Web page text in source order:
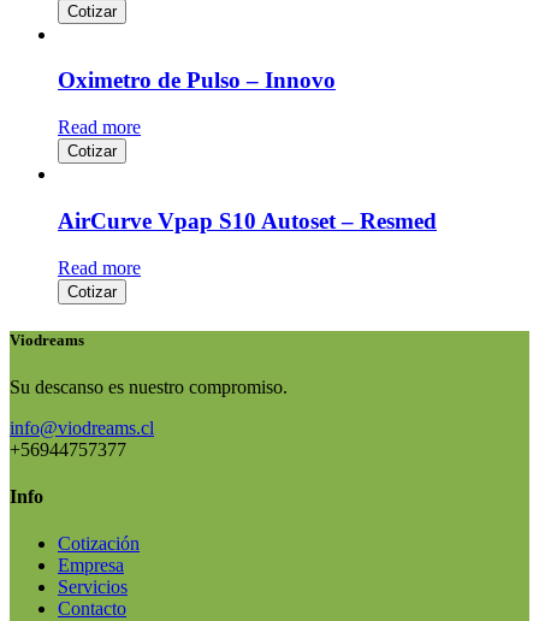
Cotizar
Oximetro de Pulso – Innovo
Read more
Cotizar
AirCurve Vpap S10 Autoset – Resmed
Read more
Cotizar
Viodreams
Su descanso es nuestro compromiso.
info@viodreams.cl
+56944757377
Info
Cotización
Empresa
Servicios
Contacto